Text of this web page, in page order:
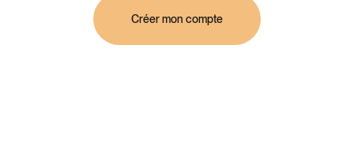
Créer mon compte